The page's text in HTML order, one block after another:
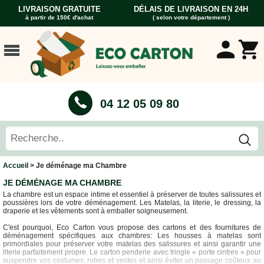
ACCUEIL
CARTONS
DÉMÉNAGEMENT
Livre
Cartons
Standard
Caisses
Cartons
Vaisselle
Cartons
Informatique
Cartons
Tableau
et
LIVRAISON GRATUITE
à partir de 150€ d'achat
DÉLAIS DE LIVRAISON EN 24H
( selon votre département )
04 12 05 09 80
Accueil > Je déménage ma Chambre
JE DÉMÉNAGE MA CHAMBRE
La chambre est un espace intime et essentiel à préserver de toutes salissures et
poussières lors de votre déménagement. Les Matelas, la literie, le dressing, la
draperie et les vêtements sont à emballer soigneusement.
C'est pourquoi, Eco Carton vous propose des cartons et des fournitures de
déménagement spécifiques aux chambres: Les housses à matelas sont
primordiales pour préserver votre matelas des salissures et ainsi garantir une
literie parfaitement propre. Le carton penderie avec tringle « porte cintres » pour
suspendre vos costumes, robes et vestes et ainsi éviter un passage coûteux au